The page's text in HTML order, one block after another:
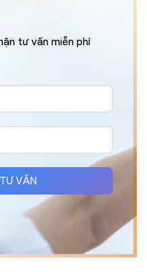
tư vấn miễn phí
VẤN